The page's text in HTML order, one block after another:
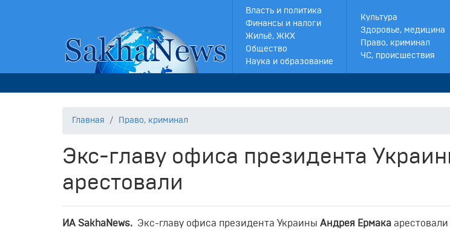
Власть и политика
Финансы и налоги
Жильё, ЖКХ
Общество
Наука и образование
Культура
Здоровье, медицина
Право, криминал
ЧС, происшествия
Главная Право, криминал
Экс-главу офиса президента
арестовали
ИА SakhaNews. Экс-главу офиса президента Украины Андрея Ермака арестовали